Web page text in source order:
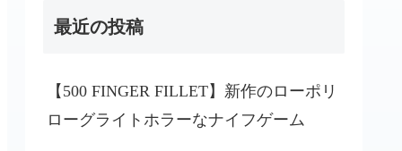
最近の投稿
【500 FINGER FILLET】新作のローポリ
ローグライトホラーなナイフゲーム